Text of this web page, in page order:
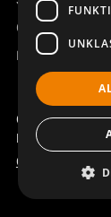
REACH
Copyright ©2026
Björbovägen
Code of Conduct